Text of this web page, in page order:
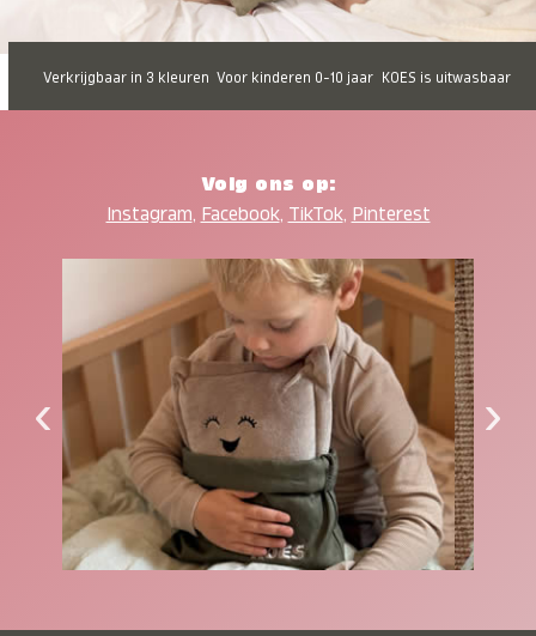
Verkrijgbaar in 3 kleuren Voor kinderen 0-10 jaar KOES is uitwasbaar
Volg ons op:
Instagram, Facebook, TikTok, Pinterest
‹ ›